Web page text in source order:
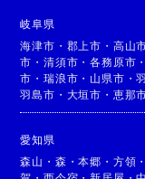
岐阜県
海津市 ・ 郡上市 ・ 高山
市 ・清須市 ・各務原市
市 ・瑞浪市 ・ 山県市 ・
羽島市 ・ 大垣市 ・ 恵那
愛知県
森山 ・ 森 ・本郷 ・ 方領